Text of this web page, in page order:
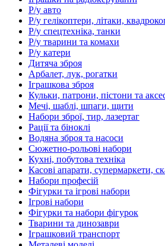
Р/у авто
Р/у гелікоптери, літаки,
Р/у спецтехніка, танки
Р/у тварини та комахи
Р/у катери
Дитяча зброя
Арбалет, лук, рогатки
Іграшкова зброя
Кульки, патрони, пістони та
Мечі, шаблі, шпаги, щити
Набори зброї, тир, лазертаг
Рації та біноклі
Водяна зброя та насоси
Сюжетно-рольові набори
Кухні, побутова техніка
Касові апарати, супермаркети,
Набори професій
Фігурки та ігрові набори
Ігрові набори
Фігурки та набори фігурок
Тварини та динозаври
Іграшковий транспорт